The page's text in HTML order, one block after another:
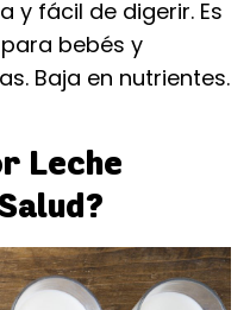
y fácil de digerir. Es
bebés y
Baja en nutrientes.
Leche